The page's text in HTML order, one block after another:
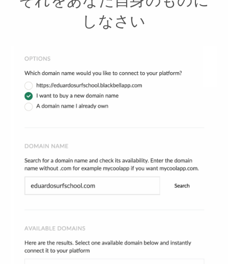
しなさい